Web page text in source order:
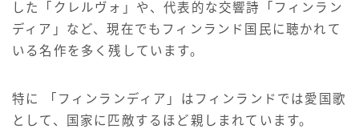
した「クレルヴォ」や、代表的な交響詩「フィンラン
ディア」など、現在でもフィンランド国民に聴かれて
いる名作を多く残しています。
特に 「フィンランディア」はフィンランドでは愛国歌
として、国家に匹敵するほど親しまれています。